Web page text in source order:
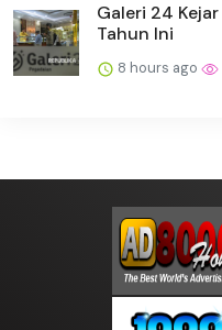
Galeri 24
Tahun Ini
8 hours ago